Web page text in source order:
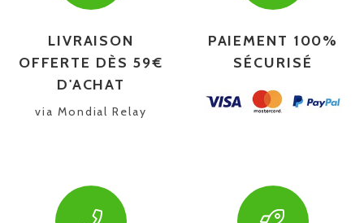
LIVRAISON
OFFERTE DÈS 59€
D'ACHAT
via Mondial Relay
PAIEMENT 100%
SÉCURISÉ